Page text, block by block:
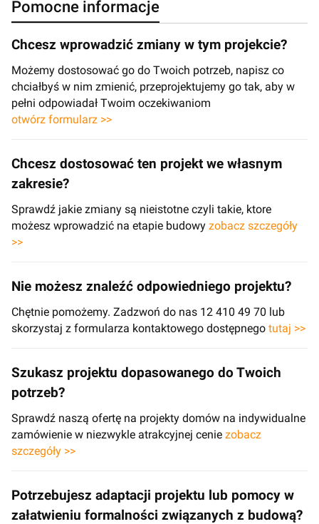
Pomocne informacje
Chcesz wprowadzić zmiany w tym projekcie?
Możemy dostosować go do Twoich potrzeb, napisz co
chciałbyś w nim zmienić, przeprojektujemy go tak, aby w
pełni odpowiadał Twoim oczekiwaniom
otwórz formularz >>
Chcesz dostosować ten projekt we własnym
zakresie?
Sprawdź jakie zmiany są nieistotne czyli takie, ktore
możesz wprowadzić na etapie budowy zobacz szczegóły
>>
Nie możesz znaleźć odpowiedniego projektu?
Chętnie pomożemy. Zadzwoń do nas 12 410 49 70 lub
skorzystaj z formularza kontaktowego dostępnego tutaj >>
Szukasz projektu dopasowanego do Twoich
potrzeb?
Sprawdź naszą ofertę na projekty domów na indywidualne
zamówienie w niezwykle atrakcyjnej cenie zobacz
szczegóły >>
Potrzebujesz adaptacji projektu lub pomocy w
załatwieniu formalności związanych z budową?